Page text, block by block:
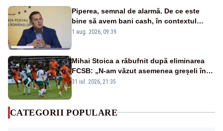
Piperea, semnal de alarmă. De ce este
bine să avem bani cash, în contextul
alertei energetice?
1 aug. 2026, 09:39
Mihai Stoica a răbufnit după eliminarea
FCSB: „N-am văzut asemenea greșeli în
190 de meciuri europene”
31 iul. 2026, 21:35
CATEGORII POPULARE